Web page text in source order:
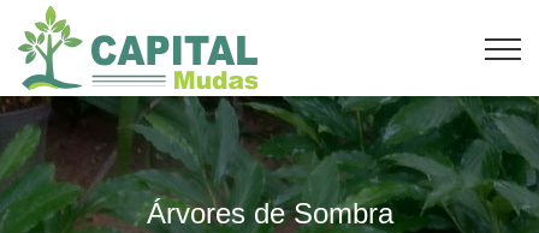
Árvores de Sombra